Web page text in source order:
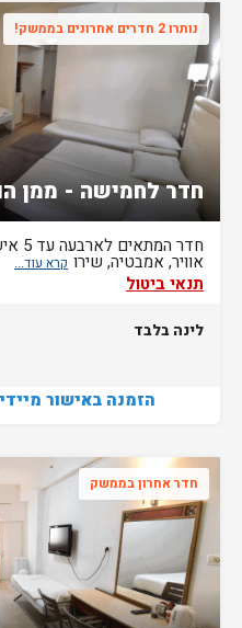
נותרו 2 חדרים אחרונים בממשק!
חדר לחמישה - ממן
חדר
אוויר, אמבטיה, שירו
תנאי ביטול
לינה בלבד
הזמנה באישור
חדר אחרון בממשק